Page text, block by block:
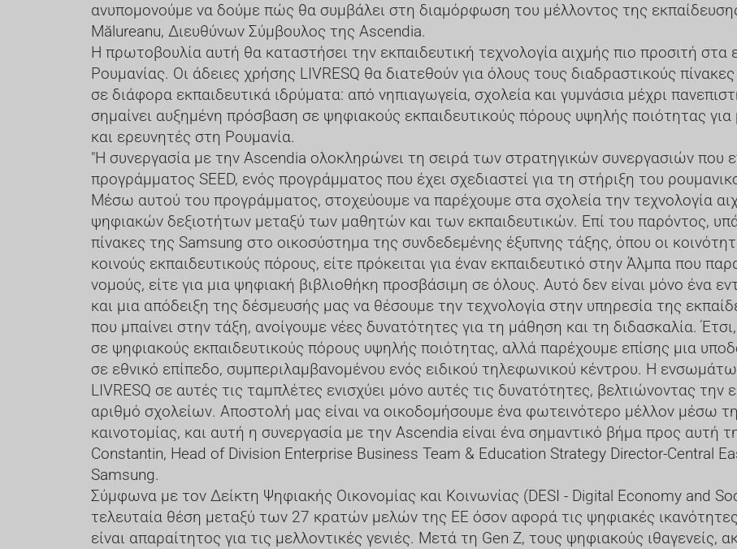
ανυπομονούμε να δούμε πώς θα συμβάλει στη διαμόρφωση του μέλλοντος της
Mălureanu, Διευθύνων Σύμβουλος της Ascendia.
Η πρωτοβουλία αυτή θα καταστήσει την εκπαιδευτική τεχνολογία αιχμής πιο προσιτή στα
Ρουμανίας. Οι άδειες χρήσης LIVRESQ θα διατεθούν για όλους τους διαδραστικούς
σε διάφορα εκπαιδευτικά ιδρύματα: από νηπιαγωγεία, σχολεία και γυμνάσια μέχρι
σημαίνει αυξημένη πρόσβαση σε ψηφιακούς εκπαιδευτικούς πόρους υψηλής ποιότητας για
και ερευνητές στη Ρουμανία.
"Η συνεργασία με την Ascendia ολοκληρώνει τη σειρά των στρατηγικών συνεργασιών που
προγράμματος SEED, ενός προγράμματος που έχει σχεδιαστεί για τη στήριξη του
Μέσω αυτού του προγράμματος, στοχεύουμε να παρέχουμε στα σχολεία την τεχνολογία
ψηφιακών δεξιοτήτων μεταξύ των μαθητών και των εκπαιδευτικών. Επί του παρόντος,
πίνακες της Samsung στο οικοσύστημα της συνδεδεμένης έξυπνης τάξης, όπου οι
κοινούς εκπαιδευτικούς πόρους, είτε πρόκειται για έναν εκπαιδευτικό στην Άλμπα που
νομούς, είτε για μια ψηφιακή βιβλιοθήκη προσβάσιμη σε όλους. Αυτό δεν είναι μόνο ένα
και μια απόδειξη της δέσμευσής μας να θέσουμε την τεχνολογία στην υπηρεσία της
που μπαίνει στην τάξη, ανοίγουμε νέες δυνατότητες για τη μάθηση και τη διδασκαλία.
σε ψηφιακούς εκπαιδευτικούς πόρους υψηλής ποιότητας, αλλά παρέχουμε επίσης μια
σε εθνικό επίπεδο, συμπεριλαμβανομένου ενός ειδικού τηλεφωνικού κέντρου. Η
LIVRESQ σε αυτές τις ταμπλέτες ενισχύει μόνο αυτές τις δυνατότητες, βελτιώνοντας την
αριθμό σχολείων. Αποστολή μας είναι να οικοδομήσουμε ένα φωτεινότερο μέλλον μέσω
καινοτομίας, και αυτή η συνεργασία με την Ascendia είναι ένα σημαντικό βήμα προς αυτή
Constantin, Head of Division Enterprise Business Team & Education Strategy Director-Central
Samsung.
Σύμφωνα με τον Δείκτη Ψηφιακής Οικονομίας και Κοινωνίας (DESI - Digital Economy and
τελευταία θέση μεταξύ των 27 κρατών μελών της ΕΕ όσον αφορά τις ψηφιακές
είναι απαραίτητος για τις μελλοντικές γενιές. Μετά τη Gen Z, τους ψηφιακούς ιθαγενείς,